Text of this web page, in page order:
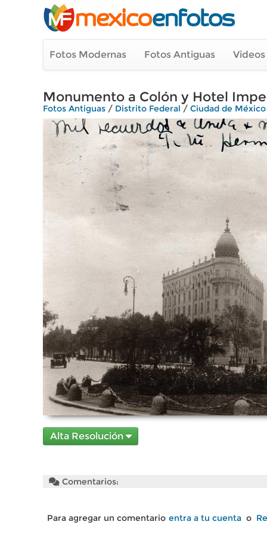
Fotos Modernas Fotos Antiguas
Monumento a Colón y Hotel
Fotos Antiguas / Distrito Federal / Ciudad de México
Alta Resolución
Comentarios:
Para agregar un comentario entra a tu cuenta o